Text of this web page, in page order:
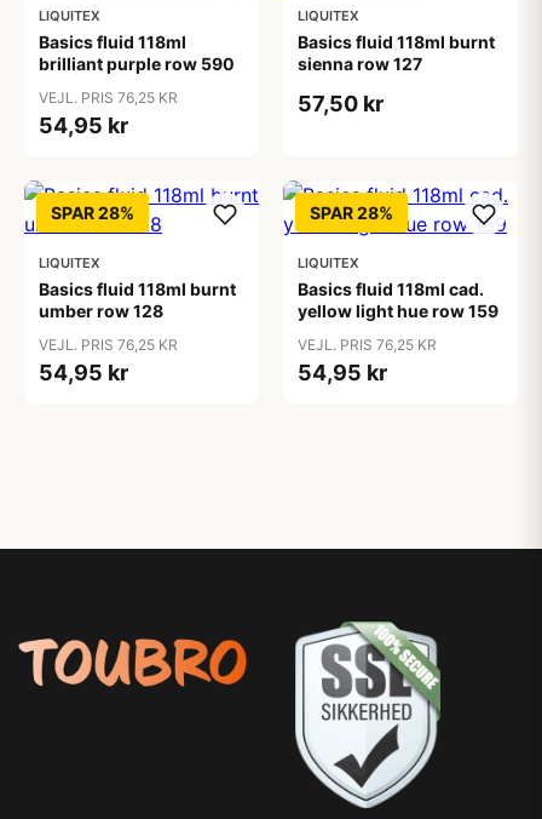
LIQUITEX
Basics fluid 118ml
brilliant purple row 590
VEJL. PRIS 76,25 KR
54,95 kr
LIQUITEX
Basics fluid 118ml burnt
sienna row 127
57,50 kr
SPAR 28%
LIQUITEX
Basics fluid 118ml burnt
umber row 128
VEJL. PRIS 76,25 KR
54,95 kr
SPAR 28%
LIQUITEX
Basics fluid 118ml cad.
yellow light hue row 159
VEJL. PRIS 76,25 KR
54,95 kr